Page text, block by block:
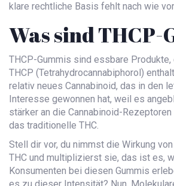
klare rechtliche Basis fehlt nach wie
Was sind THCP-
THCP-Gummis sind essbare Produkte,
THCP (Tetrahydrocannabiphorol)
relativ neues Cannabinoid, das in den
Interesse gewonnen hat, weil es
stärker an die Cannabinoid-
das traditionelle THC.
Stell dir vor, du nimmst die Wirkung
THC und multiplizierst sie, das ist es,
Konsumenten bei diesen Gummis